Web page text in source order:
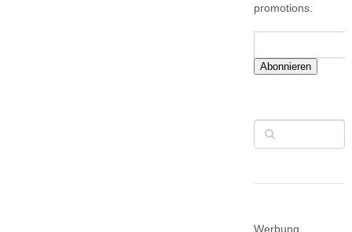
promotions.
Abonnieren
Werbung